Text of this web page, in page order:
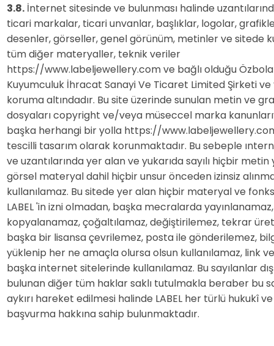
3.8. İnternet sitesinde ve bulunması halinde
ticari markalar, ticari unvanlar, başlıklar, logolar,
desenler, görseller, genel görünüm, metinler ve sitede
tüm diğer materyaller, teknik veriler
https://www.labeljewellery.com ve bağlı olduğu
Kuyumculuk İhracat Sanayi Ve Ticaret Limited Şirketi ve
koruma altındadır. Bu site üzerinde sunulan metin ve
dosyaları copyright ve/veya müseccel marka
başka herhangi bir yolla https://
tescilli tasarım olarak korunmaktadır. Bu sebeple
ve uzantılarında yer alan ve yukarıda sayılı hiçbir metin
görsel materyal dahil hiçbir unsur önceden izinsiz
kullanılamaz. Bu sitede yer alan hiçbir materyal ve
LABEL 'in izni olmadan, başka mecralarda yayınlanamaz,
kopyalanamaz, çoğaltılamaz, değiştirilemez, tekrar
başka bir lisansa çevrilemez, posta ile gönderilemez,
yüklenip her ne amaçla olursa olsun kullanılamaz, link
başka internet sitelerinde kullanılamaz. Bu sayılanlar
bulunan diğer tüm haklar saklı tutulmakla beraber bu
aykırı hareket edilmesi halinde LABEL her türlü hukukî
başvurma hakkına sahip bulunmaktadır.